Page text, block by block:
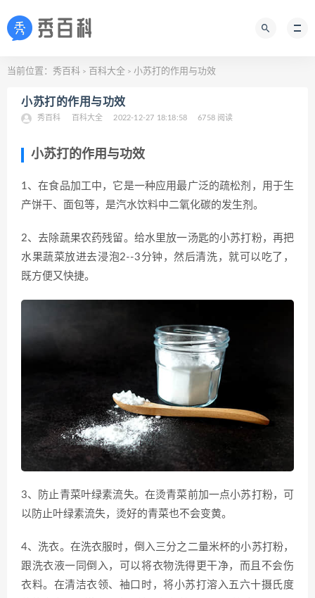
当前位置： 秀百科 > 百科大全 > 小苏打的作用与功效
小苏打的作用与功效
秀百科 百科大全 2022-12-27 18:18:58 6758 阅读
小苏打的作用与功效
1、在食品加工中，它是一种应用最广泛的疏松剂，用于生
产饼干、面包等，是汽水饮料中二氧化碳的发生剂。
2、去除蔬果农药残留。给水里放一汤匙的小苏打粉，再把
水果蔬菜放进去浸泡2--3分钟，然后清洗，就可以吃了，
既方便又快捷。
3、防止青菜叶绿素流失。在烫青菜前加一点小苏打粉，可
以防止叶绿素流失，烫好的青菜也不会变黄。
4、洗衣。在洗衣服时，倒入三分之二量米杯的小苏打粉，
跟洗衣液一同倒入，可以将衣物洗得更干净，而且不会伤
衣料。在清洁衣领、袖口时，将小苏打溶入五六十摄氏度